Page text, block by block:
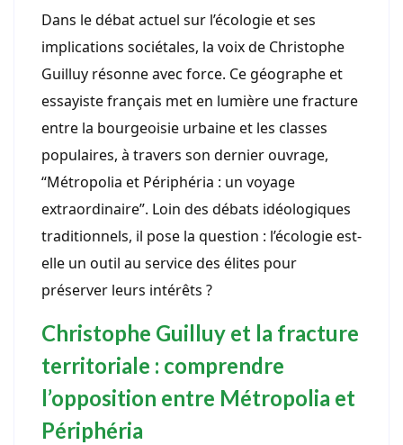
Dans le débat actuel sur l’écologie et ses
implications sociétales, la voix de Christophe
Guilluy résonne avec force. Ce géographe et
essayiste français met en lumière une fracture
entre la bourgeoisie urbaine et les classes
populaires, à travers son dernier ouvrage,
“Métropolia et Périphéria : un voyage
extraordinaire”. Loin des débats idéologiques
traditionnels, il pose la question : l’écologie est-
elle un outil au service des élites pour
préserver leurs intérêts ?
Christophe Guilluy et la fracture
territoriale : comprendre
l’opposition entre Métropolia et
Périphéria